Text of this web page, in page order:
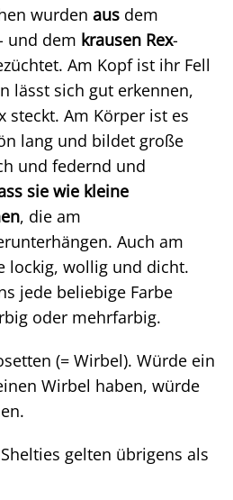
wurden aus dem
und dem krausen Rex-
Am Kopf ist ihr Fell
lässt sich gut erkennen,
steckt. Am Körper ist es
lang und bildet große
und federnd und
sie wie kleine
, die am
Auch am
lockig, wollig und dicht.
jede beliebige Farbe
oder mehrfarbig.
(= Wirbel). Würde ein
Wirbel haben, würde
gelten übrigens als